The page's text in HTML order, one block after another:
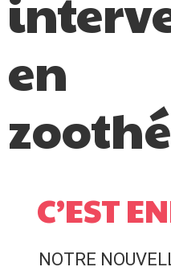
en
C’EST
NOTRE